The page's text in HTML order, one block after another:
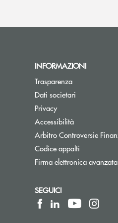
INFORMAZIONI
Trasparenza
Dati societari
Privacy
Accessibilità
Arbitro Controversie
Codice appalti
Firma elettronica avanzata
SEGUICI